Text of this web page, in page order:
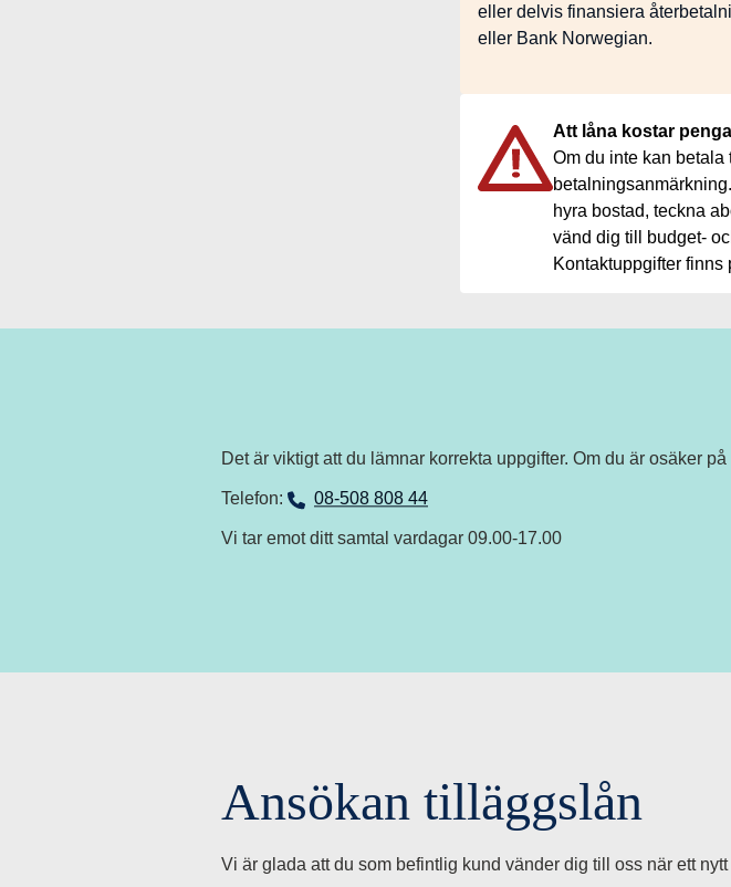
eller delvis finansiera
eller Bank Norwegian.
Att låna kostar
Om du inte kan
hyra bostad, teckna
vänd dig till budget-
Kontaktuppgifter finns
I
n
a
Det är viktigt att du lämnar korrekta uppgifter. Om du är osäker
Telefon: 08-508 808 44
Vi tar emot ditt samtal vardagar 09.00-17.00
Ansökan tilläggslån
Vi är glada att du som befintlig kund vänder dig till oss när ett